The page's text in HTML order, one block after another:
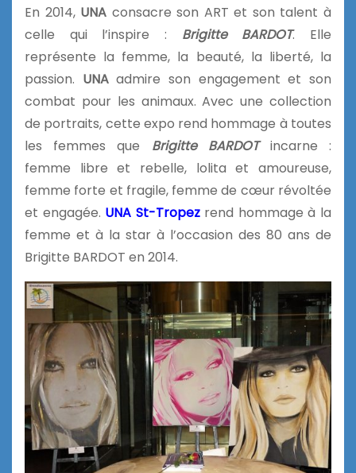
En 2014, UNA consacre son ART et son talent à
celle qui l’inspire : Brigitte BARDOT. Elle
représente la femme, la beauté, la liberté, la
passion. UNAadmire son engagement et son
combat pour les animaux. Avec une collection
de portraits, cette expo rend hommage à toutes
les femmes que Brigitte BARDOTincarne :
femme libre et rebelle, lolita et amoureuse,
femme forte et fragile, femme de cœur révoltée
et engagée. UNA St-Tropezrend hommage à la
femme et à la star à l’occasion des 80 ans de
Brigitte BARDOT en 2014.